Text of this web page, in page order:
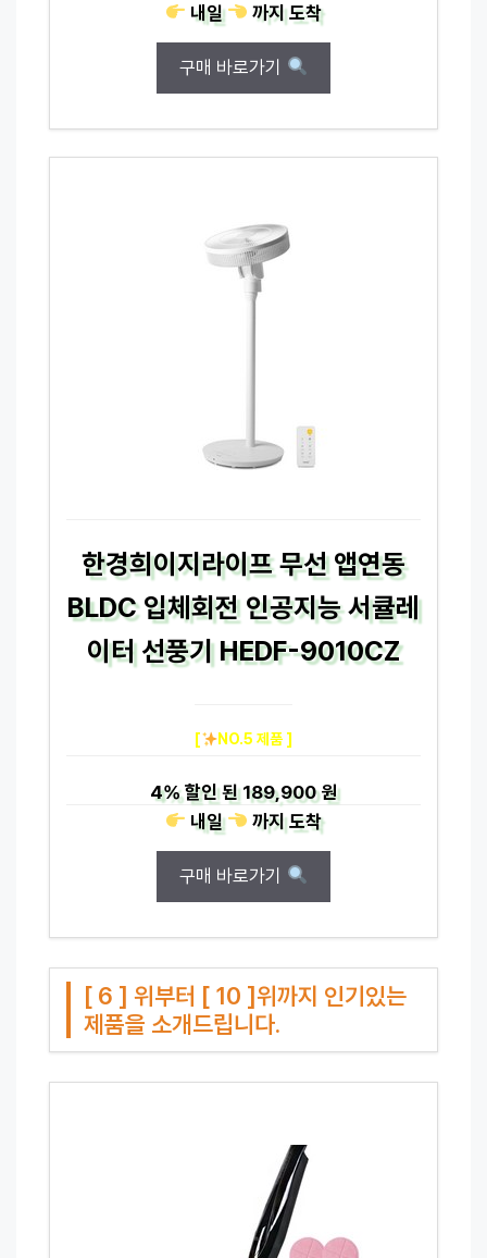
내일
까지도착
구매 바로가기
한경희이지라이프 무선 앱연동
BLDC 입체회전 인공지능 서큘레
이터 선풍기 HEDF-9010CZ
[ NO.5 제품 ]
4%할인 된189,900 원
내일
까지도착
구매 바로가기
[ 6 ] 위부터 [ 10 ]위까지 인기있는
제품을 소개드립니다.